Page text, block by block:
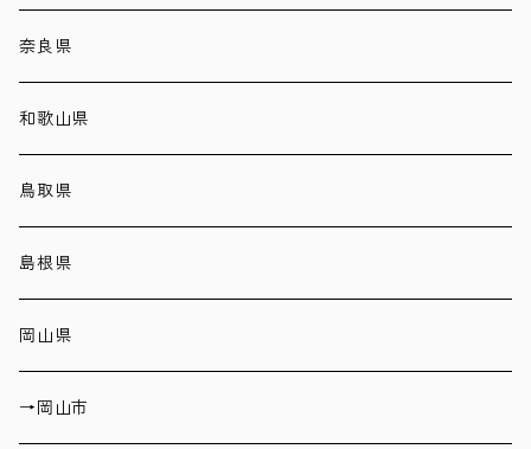
奈良県
和歌山県
鳥取県
島根県
岡山県
→岡山市